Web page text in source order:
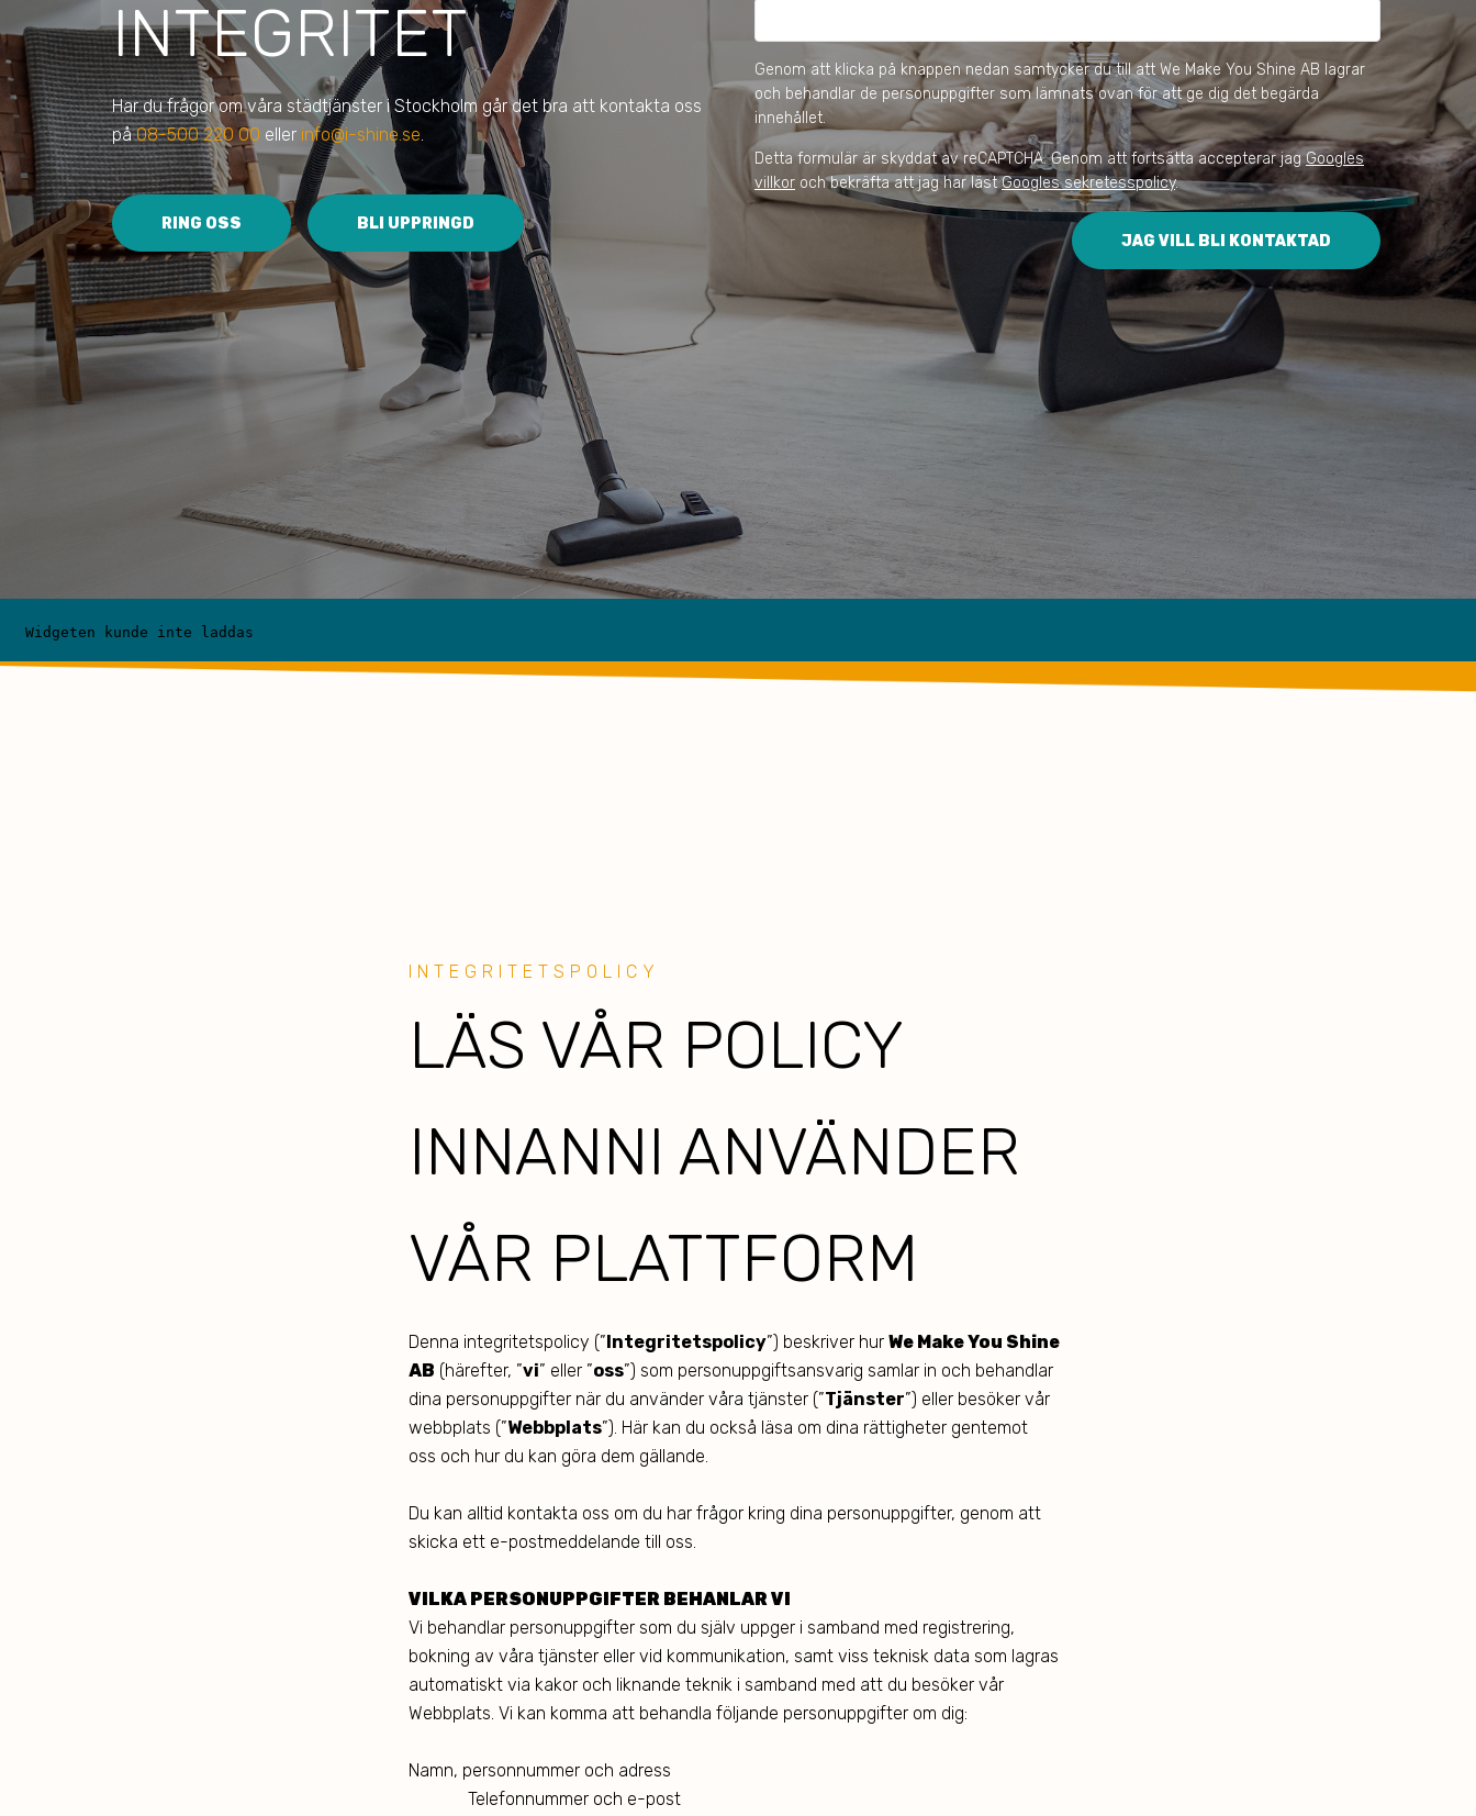
INTEGRITET
Har du frågor om våra städtjänster i Stockholm går det bra att kontakta oss
på08-500 220 00 eller info@i-shine.se
RING OSS BLI UPPRINGD
Genom att klicka på knappen nedan samtycker du till att We Make You Shine AB lagrar
och behandlar de personuppgifter som lämnats ovan för att ge dig det begärda
innehållet.
Detta formulär är skyddat av reCAPTCHA. Genom att fortsätta accepterar jagGoogles
villkor och bekräfta att jag har lästGoogles sekretesspolicy.
JAG VILL BLI KONTAKTAD
INTE GRITETSPOLICY
LÄS VÅR POLICY
INNANNI ANVÄNDER
VÅR PLATTFORM
Denna integritetspolicy (”Integritetspolicy”) beskriver hur We Make You Shine
AB (härefter, ”vi” eller ”oss”) som personuppgiftsansvarig samlar in och behandlar
dina personuppgifter när du använder våra tjänster (”Tjänster”) eller besöker vår
webbplats (”Webbplats”). Här kan du också läsa om dina rättigheter gentemot
oss och hur du kan göra dem gällande.
Du kan alltid kontakta oss om du har frågor kring dina personuppgifter, genom att
skicka ett e-postmeddelande till oss.
VILKA PERSONUPPGIFTER BEHANLAR VI
Vi behandlar personuppgifter som du själv uppger i samband med registrering,
bokning av våra tjänster eller vid kommunikation, samt viss teknisk data som lagras
automatiskt via kakor och liknande teknik i samband med att du besöker vår
Webbplats. Vi kan komma att behandla följande personuppgifter om dig:
Namn, personnummer och adress
Telefonnummer och e-post